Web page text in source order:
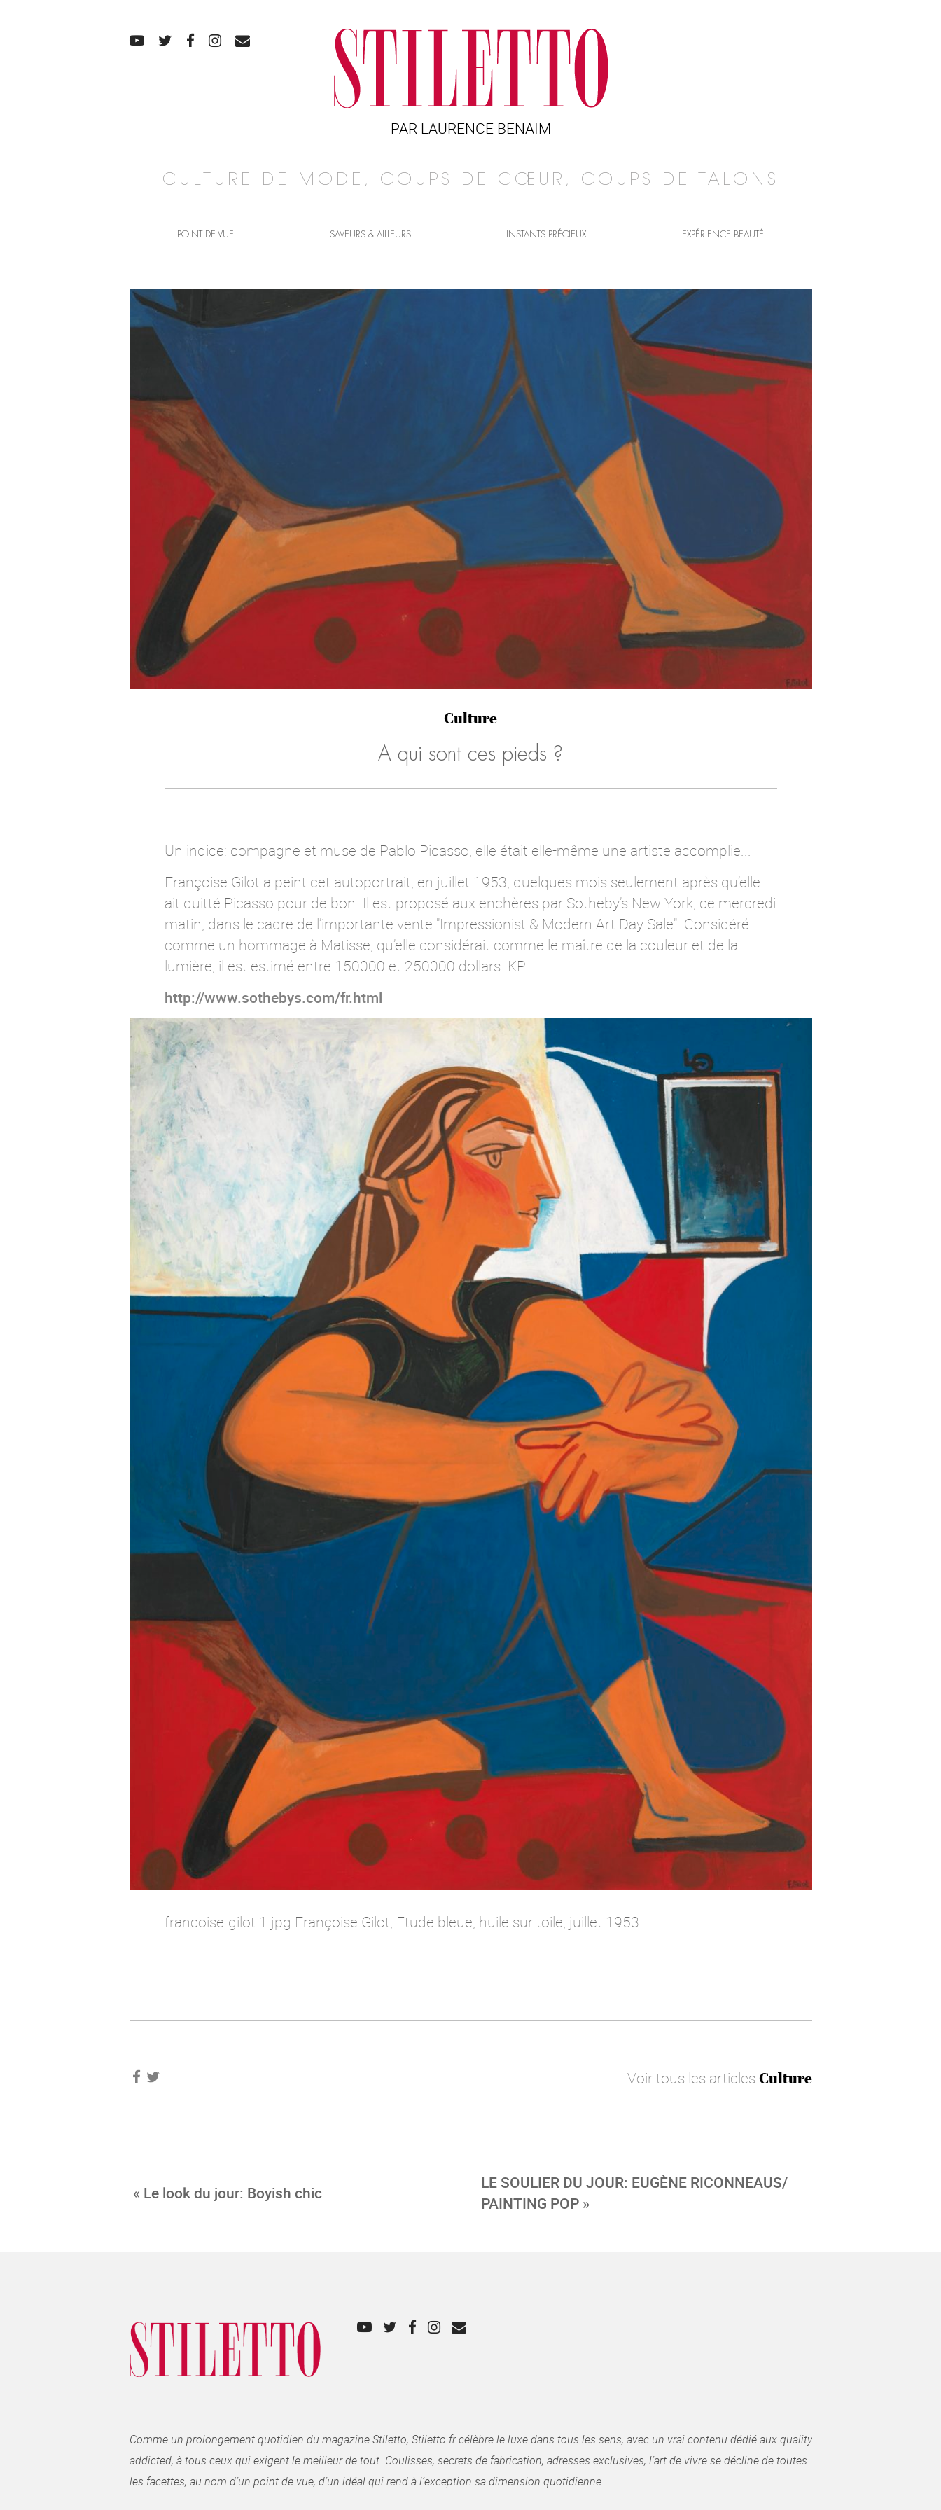
PAR LAURENCE BENAIM
CULTURE DE MODE, COUPS DE CŒUR, COUPS DE TALONS
POINT DE VUE SAVEURS & AILLEURS INSTANTS PRÉCIEUX EXPÉRIENCE BEAUTÉ
Culture
A qui sont ces pieds ?
Un indice: compagne et muse de Pablo Picasso, elle était elle-même une artiste accomplie...
Françoise Gilot a peint cet autoportrait, en juillet 1953, quelques mois seulement après qu’elle
ait quitté Picasso pour de bon. Il est proposé aux enchères par Sotheby’s New York, ce mercredi
matin, dans le cadre de l’importante vente "Impressionist & Modern Art Day Sale". Considéré
comme un hommage à Matisse, qu’elle considérait comme le maître de la couleur et de la
lumière, il est estimé entre 150000 et 250000 dollars. KP
http://www.sothebys.com/fr.html
francoise-gilot.1.jpg Françoise Gilot, Etude bleue, huile sur toile, juillet 1953.
Voir tous les articles Culture
« Le look du jour: Boyish chic
LE SOULIER DU JOUR: EUGÈNE RICONNEAUS/
PAINTING POP »
Comme un prolongement quotidien du magazine Stiletto, Stiletto.fr célèbre le luxe dans tous les sens, avec un vrai contenu dédié aux quality
addicted, à tous ceux qui exigent le meilleur de tout. Coulisses, secrets de fabrication, adresses exclusives, l’art de vivre se décline de toutes
les facettes, au nom d’un point de vue, d’un idéal qui rend à l’exception sa dimension quotidienne.